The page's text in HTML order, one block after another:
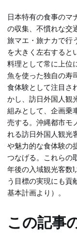
日本特有の食事のマ
の収集、不慣れな交
旅マエ・旅ナカで行
を大きく左右すると
料理として常に上位
魚を使った独自の寿
食体験として注目さ
かし、訪日外国人観
組みとして、企画乗
売する。沖縄都市モ
れる訪日外国人観光
や魅力的な食体験の
つなげる。これらの
年後の入域観光客数
う目標の実現にも貢
基本計画より）。
この記事